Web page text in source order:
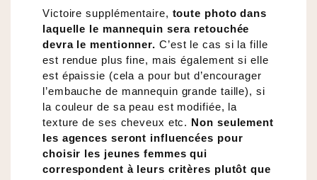
Victoire supplémentaire, toute photo dans
laquelle le mannequin sera retouchée
devra le mentionner. C’est le cas si la fille
est rendue plus fine, mais également si elle
est épaissie (cela a pour but d’encourager
l’embauche de mannequin grande taille), si
la couleur de sa peau est modifiée, la
texture de ses cheveux etc. Non seulement
les agences seront influencées pour
choisir les jeunes femmes qui
correspondent à leurs critères plutôt que